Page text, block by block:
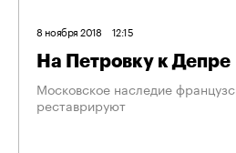
8 ноября 2018 12:15
На Петровку к Депре
Московское наследие
реставрируют